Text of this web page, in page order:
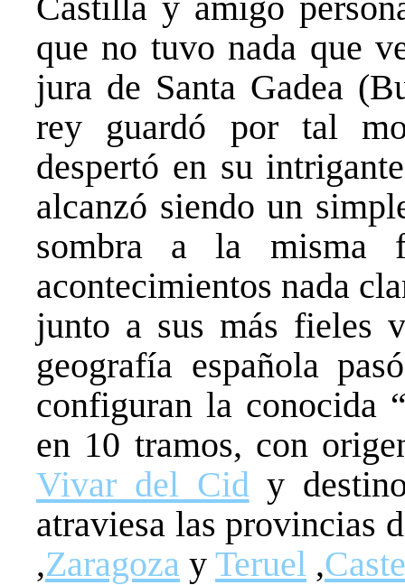
que no tuvo nada que
jura de Santa Gadea
rey guardó por tal
despertó en su
alcanzó siendo un
sombra a la misma
acontecimientos nada
junto a sus más fieles
geografía española
configuran la conocida
en 10 tramos, con
Vivar del Cid y
atraviesa las provincias
,Zaragoza y Teruel ,